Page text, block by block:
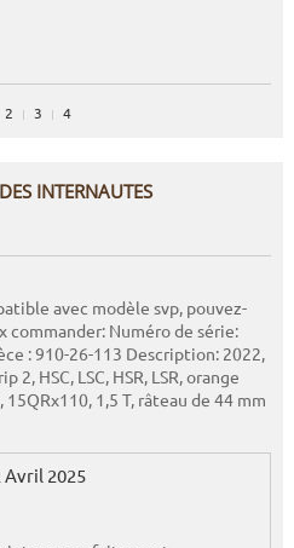
2 3 4
INTERNAUTES
avec modèle svp, pouvez-
Numéro de série:
: 910-26-113 Description: 2022,
2, HSC, LSC, HSR, LSR, orange
1,5 T, râteau de 44 mm
Avril 2025